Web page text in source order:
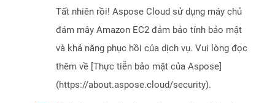
Tất nhiên rồi! Aspose Cloud sử dụng máy chủ
đám mây Amazon EC2 đảm bảo tính bảo mật
và khả năng phục hồi của dịch vụ. Vui lòng đọc
thêm về [Thực tiễn bảo mật của Aspose]
(https://about.aspose.cloud/security).